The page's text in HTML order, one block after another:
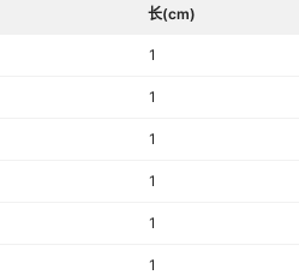
长(cm)
1
1
1
1
1
1